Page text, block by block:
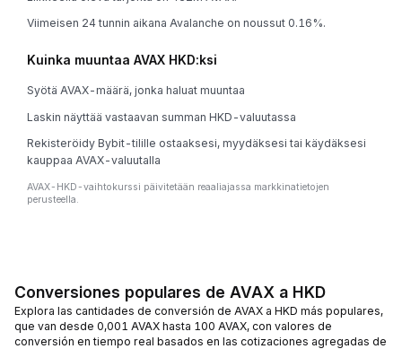
Viimeisen 24 tunnin aikana Avalanche on noussut 0.16%.
Kuinka muuntaa AVAX HKD:ksi
Syötä AVAX-määrä, jonka haluat muuntaa
Laskin näyttää vastaavan summan HKD-valuutassa
Rekisteröidy Bybit-tilille ostaaksesi, myydäksesi tai käydäksesi
kauppaa AVAX-valuutalla
AVAX-HKD-vaihtokurssi päivitetään reaaliajassa markkinatietojen
perusteella.
Conversiones populares de AVAX a HKD
Explora las cantidades de conversión de AVAX a HKD más populares,
que van desde 0,001 AVAX hasta 100 AVAX, con valores de
conversión en tiempo real basados en las cotizaciones agregadas de